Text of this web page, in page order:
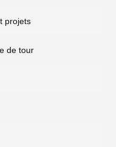
projets
de tour